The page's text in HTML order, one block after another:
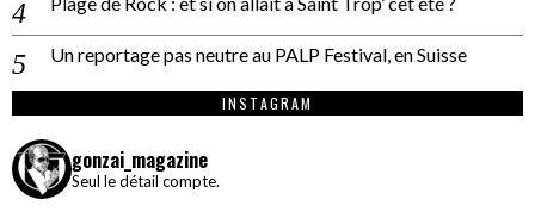
Un reportage pas neutre au PALP Festival, en Suisse
INSTAGRAM
gonzai_magazine
Seul le détail compte.